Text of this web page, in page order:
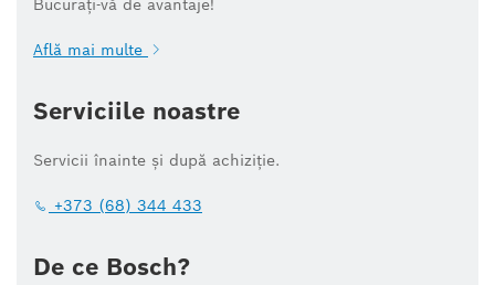
Bucurați-vă de avantaje!
Află mai multe
Serviciile noastre
Servicii înainte și după achiziție.
+373 (68) 344 433
De ce Bosch?